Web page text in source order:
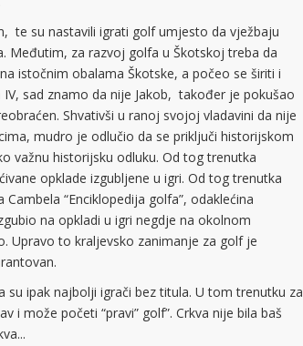
te su nastavili igrati golf umjesto da vježbaju
Međutim, za razvoj golfa u Škotskoj treba da
istočnim obalama Škotske, a počeo se širiti i
sad znamo da nije Jakob, također je pokušao
Shvativši u ranoj svojoj vladavini da nije
mudro je odlučio da se priključi historijskom
važnu historijsku odluku. Od tog trenutka
opklade izgubljene u igri. Od tog trenutka
“Enciklopedija golfa”, odaklećina
na opkladi u igri negdje na okolnom
Upravo to kraljevsko zanimanje za golf je
ipak najbolji igrači bez titula. U tom trenutku za
može početi “pravi” golf”. Crkva nije bila baš